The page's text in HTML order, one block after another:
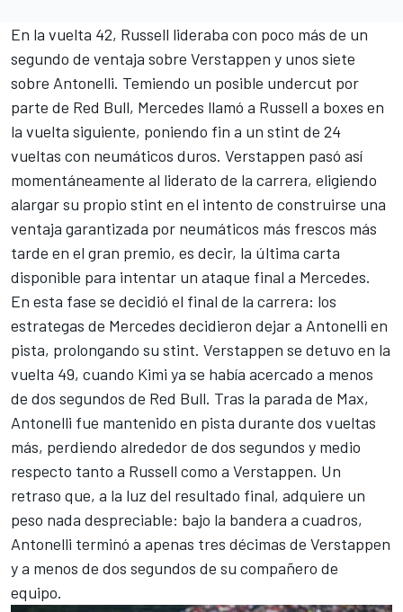
En la vuelta 42, Russell lideraba con poco más de un
segundo de ventaja sobre Verstappen y unos siete
sobre Antonelli. Temiendo un posible undercut por
parte de Red Bull, Mercedes llamó a Russell a boxes en
la vuelta siguiente, poniendo fin a un stint de 24
vueltas con neumáticos duros. Verstappen pasó así
momentáneamente al liderato de la carrera, eligiendo
alargar su propio stint en el intento de construirse una
ventaja garantizada por neumáticos más frescos más
tarde en el gran premio, es decir, la última carta
disponible para intentar un ataque final a Mercedes.
En esta fase se decidió el final de la carrera: los
estrategas de Mercedes decidieron dejar a Antonelli en
pista, prolongando su stint. Verstappen se detuvo en la
vuelta 49, cuando Kimi ya se había acercado a menos
de dos segundos de Red Bull. Tras la parada de Max,
Antonelli fue mantenido en pista durante dos vueltas
más, perdiendo alrededor de dos segundos y medio
respecto tanto a Russell como a Verstappen. Un
retraso que, a la luz del resultado final, adquiere un
peso nada despreciable: bajo la bandera a cuadros,
Antonelli terminó a apenas tres décimas de Verstappen
y a menos de dos segundos de su compañero de
equipo.